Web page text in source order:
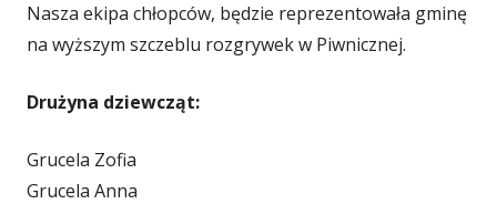
Nasza ekipa chłopców, będzie reprezentowała gminę
na wyższym szczeblu rozgrywek w Piwnicznej.
Drużyna dziewcząt:
Grucela Zofia
Grucela Anna